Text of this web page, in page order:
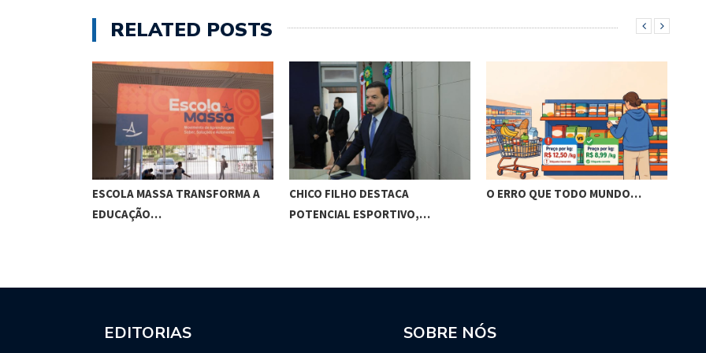
RELATED POSTS
ESCOLA MASSA TRANSFORMA A
EDUCAÇÃO…
CHICO FILHO DESTACA
POTENCIAL ESPORTIVO,…
O ERRO QUE TODO MUNDO…
EDITORIAS SOBRE NÓS